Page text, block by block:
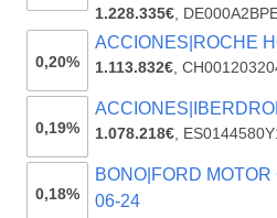
1.228.335€,
0,20%
ACCIONES|ROCHE
1.113.832€,
0,19% 1.078.218€,
0,18%
BONO|FORD
06-24